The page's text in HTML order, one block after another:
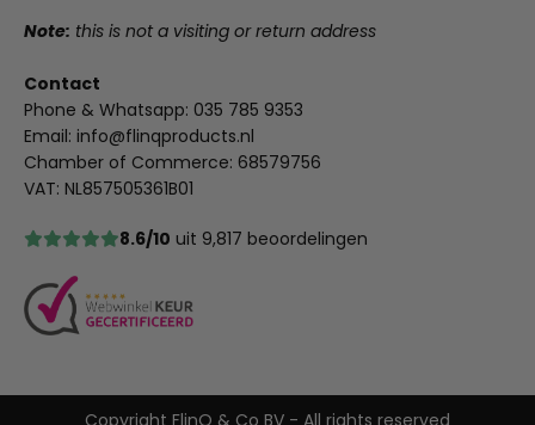
Note: this is not a visiting or return address
Contact
Phone & Whatsapp: 035 785 9353
Email: info@flinqproducts.nl
Chamber of Commerce: 68579756
VAT: NL857505361B01
8.6/10 uit 9,817 beoordelingen
Copyright FlinQ & Co BV - All rights reserved